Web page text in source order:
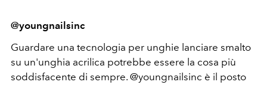
@youngnailsinc
Guardare una tecnologia per unghie lanciare smalto
su un'unghia acrilica potrebbe essere la cosa più
soddisfacente di sempre. @youngnailsinc è il posto